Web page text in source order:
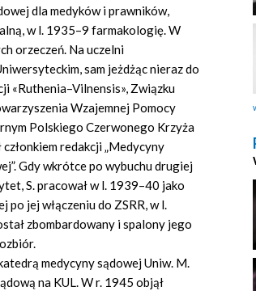
dla medyków i prawników,
w l. 1935–9 farmakologię. W
orzeczeń. Na uczelni
sam jeżdżąc nieraz do
«Ruthenia–Vilnensis», Związku
Wzajemnej Pomocy
Polskiego Czerwonego Krzyża
redakcji „Medycyny
Gdy wkrótce po wybuchu drugiej
S. pracował w l. 1939–40 jako
jej włączeniu do ZSRR, w l.
zbombardowany i spalony jego
medycyny sądowej Uniw. M.
na KUL. W r. 1945 objął